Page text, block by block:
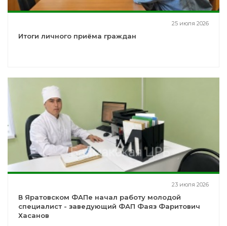
25 июля 2026
Итоги личного приёма граждан
23 июля 2026
В Яратовском ФАПе начал работу молодой
специалист - заведующий ФАП Фаяз Фаритович
Хасанов